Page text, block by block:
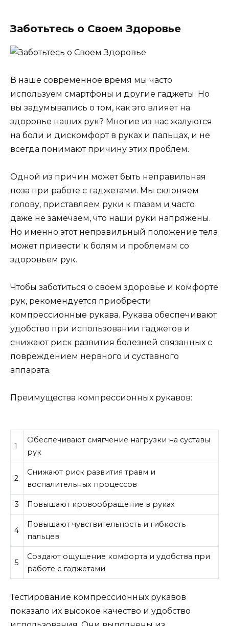
Заботьтесь о Своем Здоровье
В наше современное время мы часто
используем смартфоны и другие гаджеты. Но
вы задумывались о том, как это влияет на
здоровье наших рук? Многие из нас жалуются
на боли и дискомфорт в руках и пальцах, и не
всегда понимают причину этих проблем.
Одной из причин может быть неправильная
поза при работе с гаджетами. Мы склоняем
голову, приставляем руки к глазам и часто
даже не замечаем, что наши руки напряжены.
Но именно этот неправильный положение тела
может привести к болям и проблемам со
здоровьем рук.
Чтобы заботиться о своем здоровье и комфорте
рук, рекомендуется приобрести
компрессионные рукава. Рукава обеспечивают
удобство при использовании гаджетов и
снижают риск развития болезней связанных с
повреждением нервного и суставного
аппарата.
Преимущества компрессионных рукавов:
1
Обеспечивают смягчение нагрузки на суставы
рук
2
Снижают риск развития травм и
воспалительных процессов
3 Повышают кровообращение в руках
4
Повышают чувствительность и гибкость
пальцев
5
Создают ощущение комфорта и удобства при
работе с гаджетами
Тестирование компрессионных рукавов
показало их высокое качество и удобство